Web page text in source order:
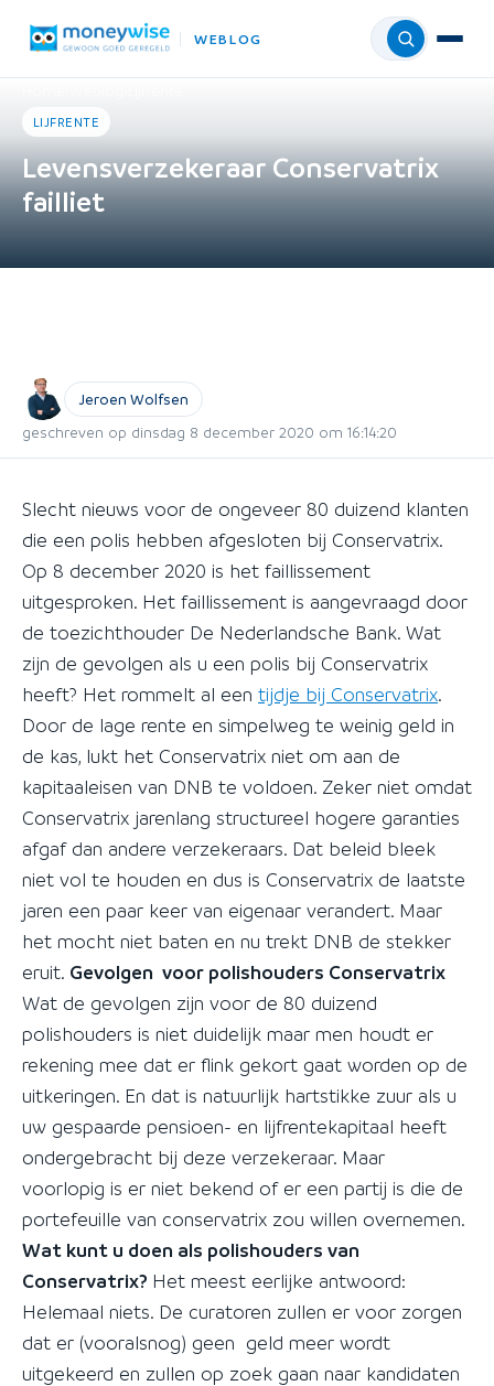
WEBLOG Menu
LIJFRENTE
Levensverzekeraar Conservatrix
failliet
Jeroen Wolfsen
geschreven op dinsdag 8 december 2020 om 16:14:20
Slecht nieuws voor de ongeveer 80 duizend klanten
die een polis hebben afgesloten bij Conservatrix.
Op 8 december 2020 is het faillissement
uitgesproken. Het faillissement is aangevraagd door
de toezichthouder De Nederlandsche Bank. Wat
zijn de gevolgen als u een polis bij Conservatrix
heeft? Het rommelt al een tijdje bij Conservatrix.
Door de lage rente en simpelweg te weinig geld in
de kas, lukt het Conservatrix niet om aan de
kapitaaleisen van DNB te voldoen. Zeker niet omdat
Conservatrix jarenlang structureel hogere garanties
afgaf dan andere verzekeraars. Dat beleid bleek
niet vol te houden en dus is Conservatrix de laatste
jaren een paar keer van eigenaar verandert. Maar
het mocht niet baten en nu trekt DNB de stekker
eruit. Gevolgen voor polishouders Conservatrix
Wat de gevolgen zijn voor de 80 duizend
polishouders is niet duidelijk maar men houdt er
rekening mee dat er flink gekort gaat worden op de
uitkeringen. En dat is natuurlijk hartstikke zuur als u
uw gespaarde pensioen- en lijfrentekapitaal heeft
ondergebracht bij deze verzekeraar. Maar
voorlopig is er niet bekend of er een partij is die de
portefeuille van conservatrix zou willen overnemen.
Wat kunt u doen als polishouders van
Conservatrix? Het meest eerlijke antwoord:
Helemaal niets. De curatoren zullen er voor zorgen
dat er (vooralsnog) geen geld meer wordt
uitgekeerd en zullen op zoek gaan naar kandidaten